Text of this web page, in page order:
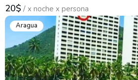
20$ / x noche x persona
Aragua